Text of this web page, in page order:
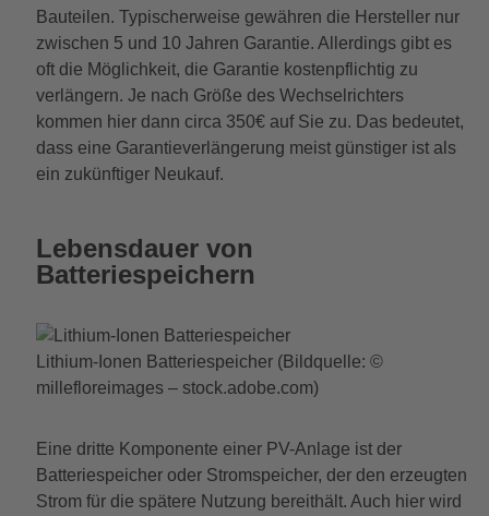
Bauteilen. Typischerweise gewähren die Hersteller nur
zwischen 5 und 10 Jahren Garantie. Allerdings gibt es
oft die Möglichkeit, die Garantie kostenpflichtig zu
verlängern. Je nach Größe des Wechselrichters
kommen hier dann circa 350€ auf Sie zu. Das bedeutet,
dass eine Garantieverlängerung meist günstiger ist als
ein zukünftiger Neukauf.
Lebensdauer von
Batteriespeichern
Lithium-Ionen Batteriespeicher (Bildquelle: ©
millefloreimages – stock.adobe.com)
Eine dritte Komponente einer PV-Anlage ist der
Batteriespeicher oder Stromspeicher, der den erzeugten
Strom für die spätere Nutzung bereithält. Auch hier wird